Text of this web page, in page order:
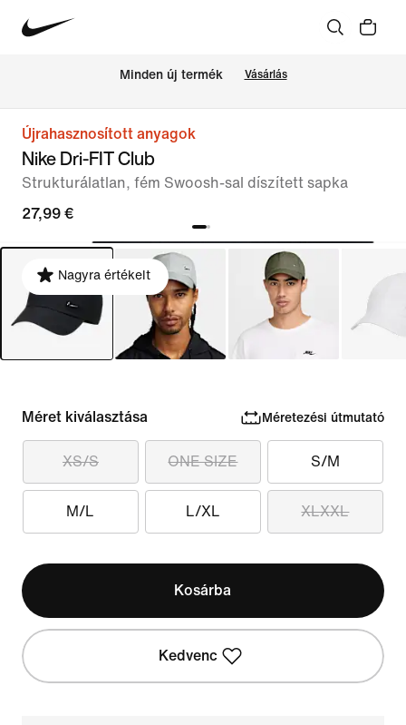
Minden új termék Vásárlás
Újrahasznosított anyagok
Nike Dri-FIT Club
Strukturálatlan, fém Swoosh-sal díszített sapka
27,99 €
Nagyra értékelt
Méret kiválasztása Méretezési útmutató
XS/S ONE SIZE S/M
M/L L/XL XLXXL
Kosárba
Kedvenc